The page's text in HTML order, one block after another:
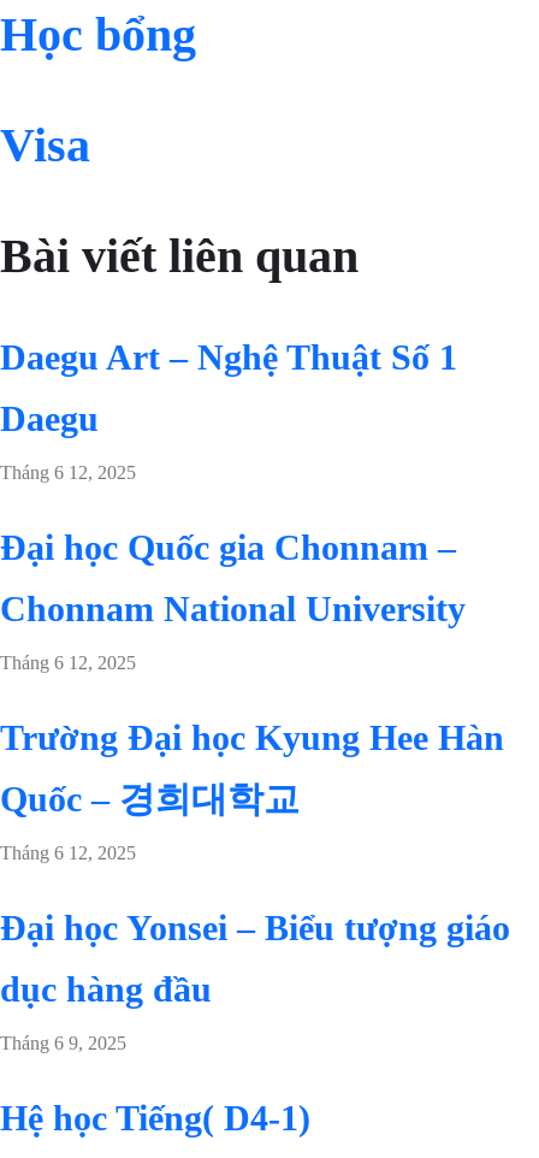
Học bổng
Visa
Bài viết liên quan
Daegu Art – Nghệ Thuật Số 1
Daegu
Tháng 6 12, 2025
Đại học Quốc gia Chonnam –
Chonnam National University
Tháng 6 12, 2025
Trường Đại học Kyung Hee Hàn
Quốc – 경희대학교
Tháng 6 12, 2025
Đại học Yonsei – Biểu tượng giáo
dục hàng đầu
Tháng 6 9, 2025
Hệ học Tiếng( D4-1)